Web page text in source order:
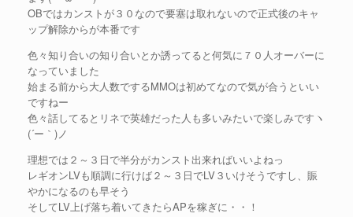
OBではカンストが３０なので要塞は取れないので正式後のキャ
ップ解除からが本番です
色々知り合いの知り合いとか誘ってると何気に７０人オーバーに
なっていました
始まる前から大人数でするMMOは初めてなので気が合うといい
ですねー
色々話してるとリネで英雄だった人も多いみたいで楽しみですヽ
(´ー｀)ノ
理想では２～３日で半分がカンスト出来ればいいよねっ
レギオンLVも順調に行けば２～３日でLV３いけそうですし、賑
やかになるのも早そう
そしてLV上げ落ち着いてきたらAPを稼ぎに・・！